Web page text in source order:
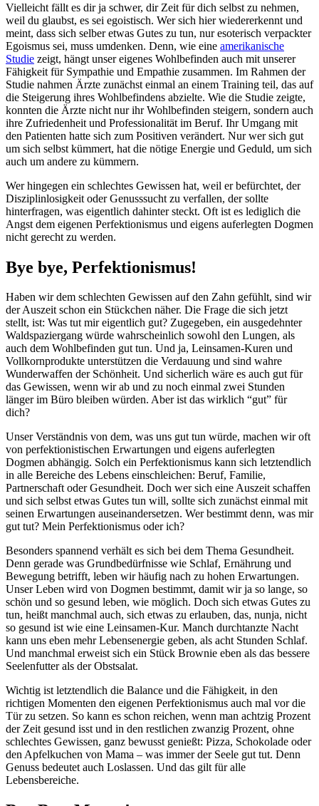
Vielleicht fällt es dir ja schwer, dir Zeit für dich selbst zu nehmen,
weil du glaubst, es sei egoistisch. Wer sich hier wiedererkennt und
meint, dass sich selber etwas Gutes zu tun, nur esoterisch verpackter
Egoismus sei, muss umdenken. Denn, wie eine amerikanische
Studie zeigt, hängt unser eigenes Wohlbefinden auch mit unserer
Fähigkeit für Sympathie und Empathie zusammen. Im Rahmen der
Studie nahmen Ärzte zunächst einmal an einem Training teil, das auf
die Steigerung ihres Wohlbefindens abzielte. Wie die Studie zeigte,
konnten die Ärzte nicht nur ihr Wohlbefinden steigern, sondern auch
ihre Zufriedenheit und Professionalität im Beruf. Ihr Umgang mit
den Patienten hatte sich zum Positiven verändert. Nur wer sich gut
um sich selbst kümmert, hat die nötige Energie und Geduld, um sich
auch um andere zu kümmern.
Wer hingegen ein schlechtes Gewissen hat, weil er befürchtet, der
Disziplinlosigkeit oder Genusssucht zu verfallen, der sollte
hinterfragen, was eigentlich dahinter steckt. Oft ist es lediglich die
Angst dem eigenen Perfektionismus und eigens auferlegten Dogmen
nicht gerecht zu werden.
Bye bye, Perfektionismus!
Haben wir dem schlechten Gewissen auf den Zahn gefühlt, sind wir
der Auszeit schon ein Stückchen näher. Die Frage die sich jetzt
stellt, ist: Was tut mir eigentlich gut? Zugegeben, ein ausgedehnter
Waldspaziergang würde wahrscheinlich sowohl den Lungen, als
auch dem Wohlbefinden gut tun. Und ja, Leinsamen-Kuren und
Vollkornprodukte unterstützen die Verdauung und sind wahre
Wunderwaffen der Schönheit. Und sicherlich wäre es auch gut für
das Gewissen, wenn wir ab und zu noch einmal zwei Stunden
länger im Büro bleiben würden. Aber ist das wirklich “gut” für
dich?
Unser Verständnis von dem, was uns gut tun würde, machen wir oft
von perfektionistischen Erwartungen und eigens auferlegten
Dogmen abhängig. Solch ein Perfektionismus kann sich letztendlich
in alle Bereiche des Lebens einschleichen: Beruf, Familie,
Partnerschaft oder Gesundheit. Doch wer sich eine Auszeit schaffen
und sich selbst etwas Gutes tun will, sollte sich zunächst einmal mit
seinen Erwartungen auseinandersetzen. Wer bestimmt denn, was mir
gut tut? Mein Perfektionismus oder ich?
Besonders spannend verhält es sich bei dem Thema Gesundheit.
Denn gerade was Grundbedürfnisse wie Schlaf, Ernährung und
Bewegung betrifft, leben wir häufig nach zu hohen Erwartungen.
Unser Leben wird von Dogmen bestimmt, damit wir ja so lange, so
schön und so gesund leben, wie möglich. Doch sich etwas Gutes zu
tun, heißt manchmal auch, sich etwas zu erlauben, das, nunja, nicht
so gesund ist wie eine Leinsamen-Kur. Manch durchtanzte Nacht
kann uns eben mehr Lebensenergie geben, als acht Stunden Schlaf.
Und manchmal erweist sich ein Stück Brownie eben als das bessere
Seelenfutter als der Obstsalat.
Wichtig ist letztendlich die Balance und die Fähigkeit, in den
richtigen Momenten den eigenen Perfektionismus auch mal vor die
Tür zu setzen. So kann es schon reichen, wenn man achtzig Prozent
der Zeit gesund isst und in den restlichen zwanzig Prozent, ohne
schlechtes Gewissen, ganz bewusst genießt: Pizza, Schokolade oder
den Apfelkuchen von Mama – was immer der Seele gut tut. Denn
Genuss bedeutet auch Loslassen. Und das gilt für alle
Lebensbereiche.